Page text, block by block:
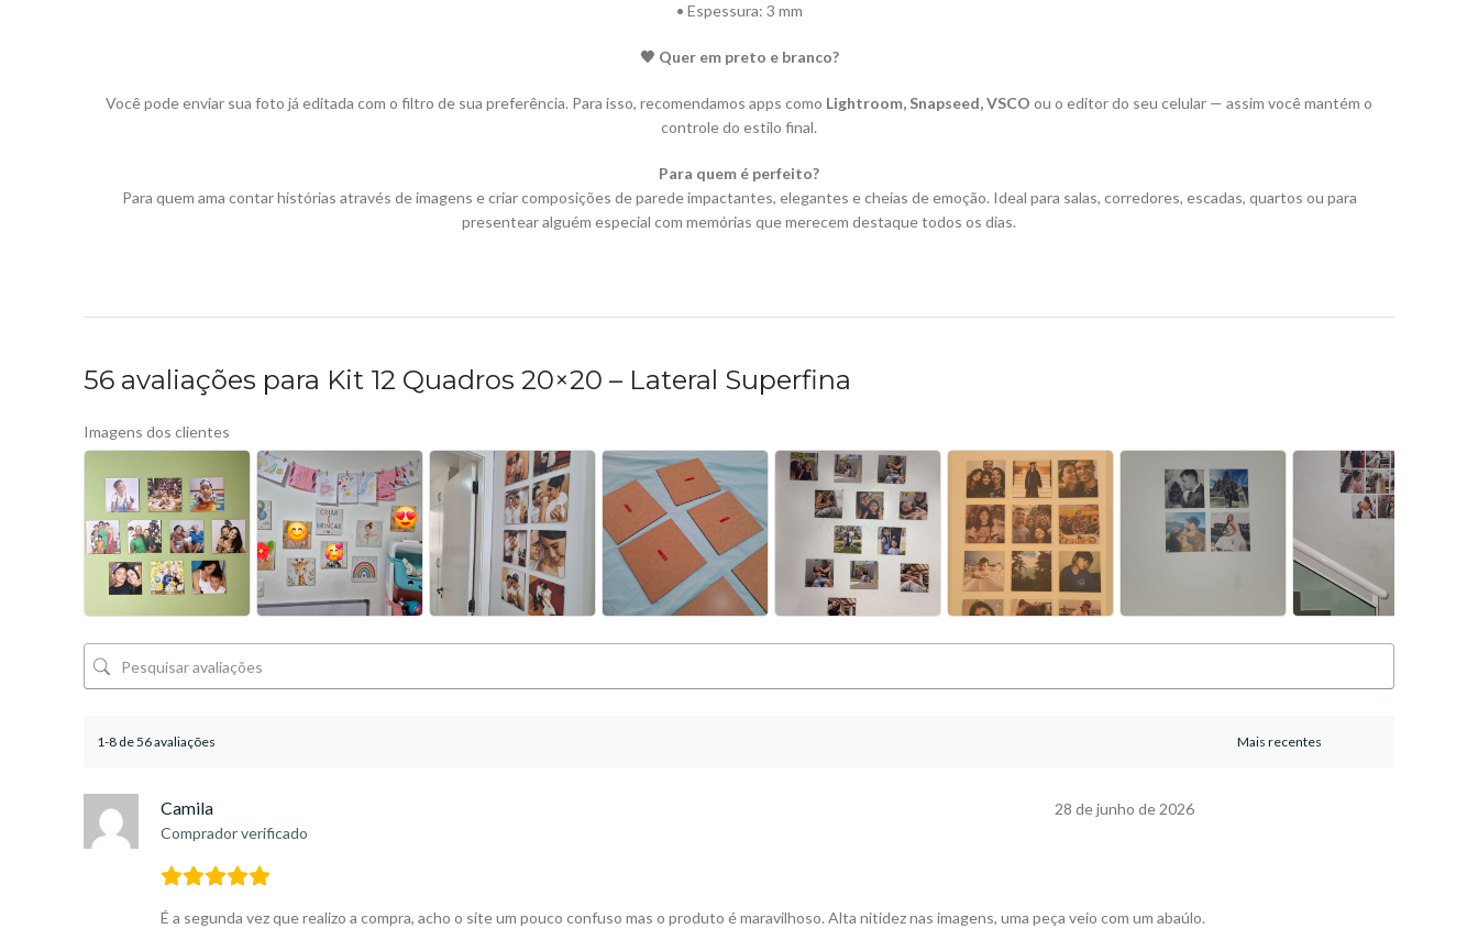
• Espessura: 3 mm
🖤 Quer em preto e branco?
Você pode enviar sua foto já editada com o filtro de sua preferência. Para isso, recomendamos apps como Lightroom, Snapseed, VSCO ou o editor do seu celular — assim você mantém o
controle do estilo final.
Para quem é perfeito?
Para quem ama contar histórias através de imagens e criar composições de parede impactantes, elegantes e cheias de emoção. Ideal para salas, corredores, escadas, quartos ou para
presentear alguém especial com memórias que merecem destaque todos os dias.
56 avaliações para Kit 12 Quadros 20×20 – Lateral Superfina
Imagens dos clientes
1-8 de 56 avaliações
Camila
Comprador verificado
28 de junho de 2026
É a segunda vez que realizo a compra, acho o site um pouco confuso mas o produto é maravilhoso. Alta nitidez nas imagens, uma peça veio com um abaúlo.